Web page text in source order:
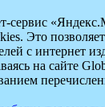
сервис
Это
с интернет
на сайте